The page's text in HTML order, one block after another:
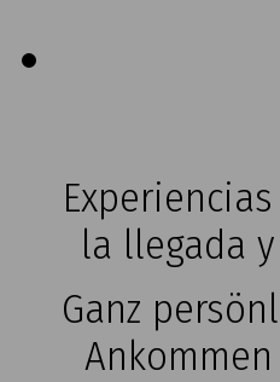
la llegada
Ganz